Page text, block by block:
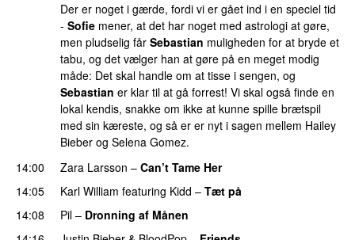
Der er noget i gærde, fordi vi er gået ind i en speciel tid
- Sofie mener, at det har noget med astrologi at gøre,
men pludselig får Sebastian muligheden for at bryde et
tabu, og det vælger han at gøre på en meget modig
måde: Det skal handle om at tisse i sengen, og
Sebastian er klar til at gå forrest! Vi skal også finde en
lokal kendis, snakke om ikke at kunne spille brætspil
med sin kæreste, og så er er nyt i sagen mellem Hailey
Bieber og Selena Gomez.
14:00
Zara Larsson – Can’t Tame Her
14:05
Karl William featuring Kidd – Tæt på
14:08 Pil – Dronning af Månen